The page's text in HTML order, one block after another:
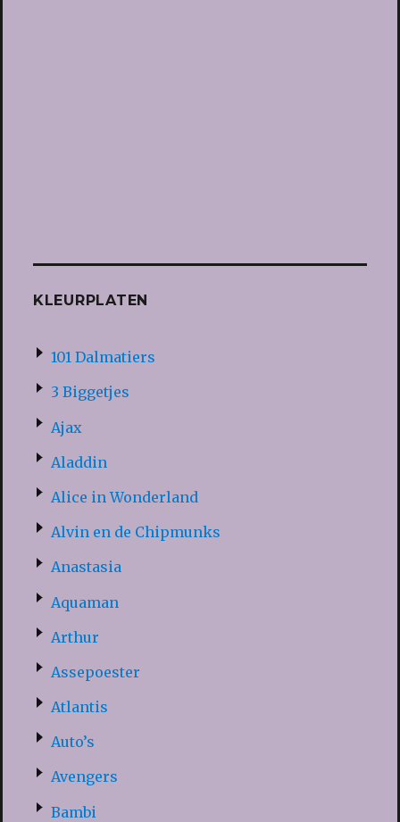
KLEURPLATEN
101 Dalmatiers
3 Biggetjes
Ajax
Aladdin
Alice in Wonderland
Alvin en de Chipmunks
Anastasia
Aquaman
Arthur
Assepoester
Atlantis
Auto’s
Avengers
Bambi